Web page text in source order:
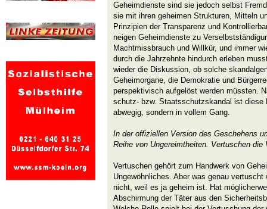
Geheimdienste sind sie jedoch selbst
sie mit ihren geheimen Strukturen, Mitteln
Prinzipien der Transparenz und
neigen Geheimdienste zu
Machtmissbrauch und Willkür, und immer
durch die Jahrzehnte hindurch erleben
wieder die Diskussion, ob solche
Geheimorgane, die Demokratie und
perspektivisch aufgelöst werden müssten.
schutz- bzw. Staatsschutzskandal ist diese
abwegig, sondern in vollem Gang.
In der offiziellen Version des Geschehens
Reihe von Ungereimtheiten. Vertuschen die
Vertuschen gehört zum Handwerk von
Ungewöhnliches. Aber was genau
nicht, weil es ja geheim ist. Hat
Abschirmung der Täter aus den